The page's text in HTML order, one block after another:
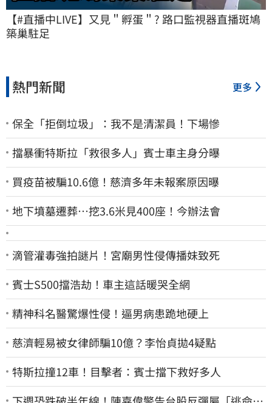
【#直播中LIVE】又見＂孵蛋＂? 路口監視器直播斑鳩
築巢駐足
熱門新聞 更多
保全「拒倒垃圾」：我不是清潔員！下場慘
擋暴衝特斯拉「救很多人」賓士車主身分曝
買疫苗被騙10.6億！慈濟多年未報案原因曝
地下墳墓遷葬…挖3.6米見400座！今辦法會
滴管灌毒強拍謎片！宮廟男性侵傳播妹致死
賓士S500擋浩劫！車主這話暖哭全網
精神科名醫驚爆性侵！逼男病患跪地硬上
慈濟輕易被女律師騙10億？李怡貞拋4疑點
特斯拉撞12車！目擊者：賓士擋下救好多人